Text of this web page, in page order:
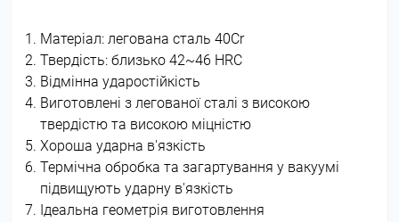
Матеріал: легована сталь 40Cr
Твердість: близько 42~46 HRC
Відмінна ударостійкість
Виготовлені з легованої сталі з високою
твердістю та високою міцністю
Хороша ударна в'язкість
Термічна обробка та загартування у вакуумі
підвищують ударну в'язкість
Ідеальна геометрія виготовлення